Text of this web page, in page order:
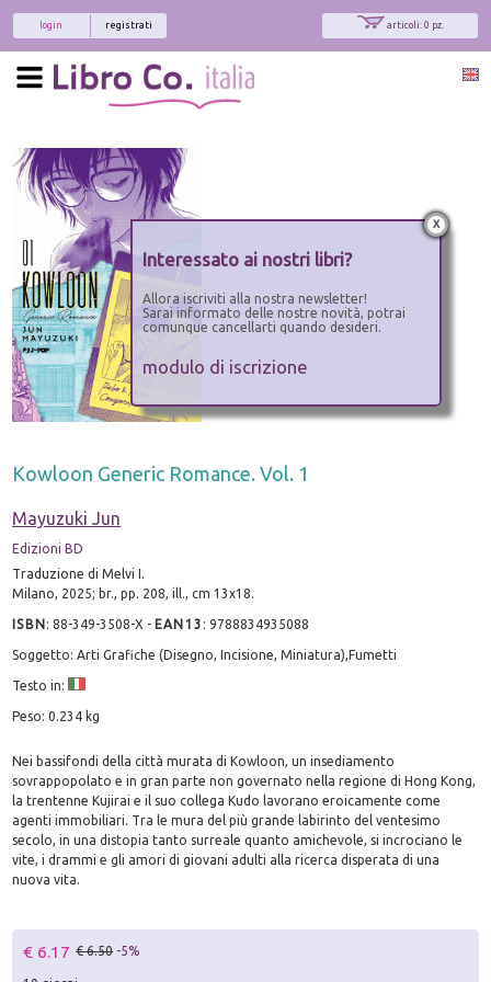
articoli: 0 pz.
registrati
login
Kowloon Generic Romance. Vol. 1
Mayuzuki Jun
Edizioni BD
Traduzione di Melvi I.
Milano, 2025; br., pp. 208, ill., cm 13x18.
ISBN:88-349-3508-X - EAN13 :9788834935088
Soggetto: Arti Grafiche (Disegno, Incisione, Miniatura),Fumetti
Testo in:
Peso: 0.234 kg
Nei bassifondi della città murata di Kowloon, un insediamento
sovrappopolato e in gran parte non governato nella regione di Hong Kong,
la trentenne Kujirai e il suo collega Kudo lavorano eroicamente come
agenti immobiliari. Tra le mura del più grande labirinto del ventesimo
secolo, in una distopia tanto surreale quanto amichevole, si incrociano le
vite, i drammi e gli amori di giovani adulti alla ricerca disperata di una
nuova vita.
€ 6.17 € 6.50 -5%
x
Interessato ai nostri libri?
Allora iscriviti alla nostra newsletter!
Sarai informato delle nostre novità, potrai
comunque cancellarti quando desideri.
modulo di iscrizione